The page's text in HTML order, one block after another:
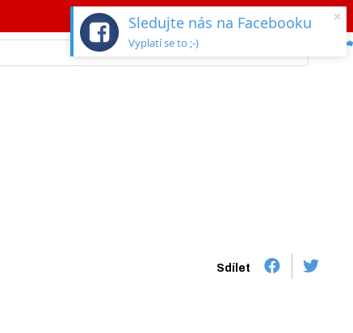
Sdílet
×
Sledujte nás na Facebooku
Vyplatí se to ;-)